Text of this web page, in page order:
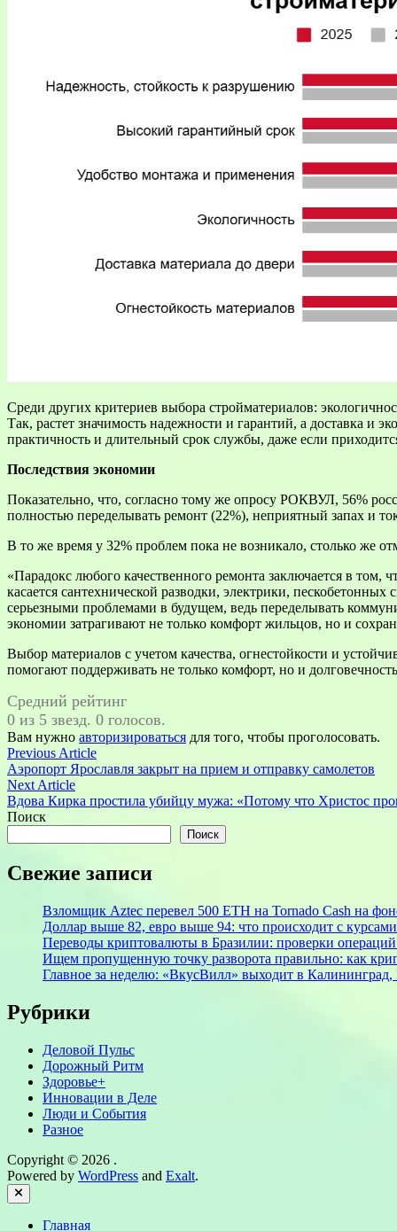
Среди других критериев выбора стройматериалов:
Так, растет значимость надежности и гарантий, а доставка и
практичность и длительный срок службы, даже если
Последствия экономии
Показательно, что, согласно тому же опросу РОКВУЛ, 56%
полностью переделывать ремонт (22%), неприятный запах и
В то же время у 32% проблем пока не возникало, столько же
«Парадокс любого качественного ремонта заключается в
касается сантехнической разводки, электрики,
серьезными проблемами в будущем, ведь переделывать
экономии затрагивают не только комфорт жильцов, но и
Выбор материалов с учетом качества, огнестойкости и
помогают поддерживать не только комфорт, но и
Средний рейтинг
0 из 5 звезд. 0 голосов.
Вам нужно авторизироваться для того, чтобы проголосовать.
Навигация
по
записям
Previous ArticlePrevious
article:
Аэропорт Ярославля закрыт на прием и отправку самолетов
Next ArticleNext
article:
Вдова Кирка простила убийцу мужа: «Потому что Христос
Поиск
Поиск
Свежие записи
Взломщик Aztec перевел 500 ETH на Tornado Cash на
Доллар выше 82, евро выше 94: что происходит с
Переводы криптовалюты в Бразилии: проверки
Ищем пропущенную точку разворота правильно: как
Главное за неделю: «ВкусВилл» выходит в
Рубрики
Деловой Пульс
Дорожный Ритм
Здоровье+
Инновации в Деле
Люди и События
Разное
Copyright © 2026 .
Powered by WordPress and Exalt.
Close
Главная